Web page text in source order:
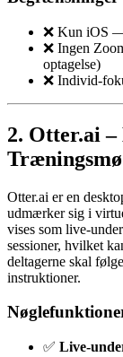
❌ Kun iOS
❌ Ingen
optagelse)
❌ Individ-
2. Otter.ai
Otter.ai er en
udmærker sig i
vises som live-
sessioner, hvilket
deltagerne skal
instruktioner.
✅ Live-